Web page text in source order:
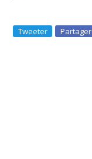
Tweeter Partager